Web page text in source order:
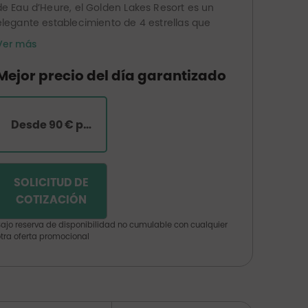
Eau d’Heure, el Golden Lakes Resort es un
establecimiento de 4 estrellas que
con un spa Cinq Mondes. Entre
un marco ideal para recargar energías
a sus instalaciones de bienestar, que
sauna, hammam, piscina y jacuzzi.
más
precio del día garantizado
Desde 90 € por habitación
SOLICITUD DE
COTIZACIÓN
reserva de disponibilidad no cumulable con cualquier
oferta promocional